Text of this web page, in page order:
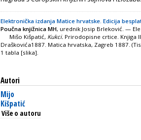
Elektronička izdanja Matice hrvatske. Edicija
Poučna knjižnica MH, urednik Josip Brleković. —
Mišo Kišpatić, Kukci. Prirodopisne crtice. Knjiga
Draškovića1887. Matica hrvatska, Zagreb 1887.
1 tabla [slika].
Autori
Mijo
Kišpatić
Više o autoru